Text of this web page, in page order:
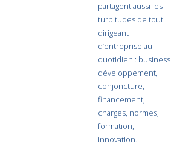
partagent aussi les
turpitudes de tout
dirigeant
d’entreprise au
quotidien : business
développement,
conjoncture,
financement,
charges, normes,
formation,
innovation…